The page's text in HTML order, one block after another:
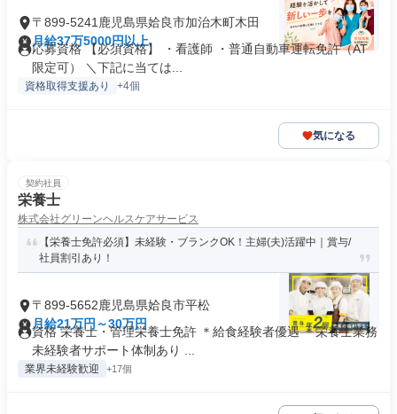
〒899-5241鹿児島県姶良市加治木町木田
月給37万5000円以上
応募資格 【必須資格】 ・看護師 ・普通自動車運転免許（AT
限定可） ＼下記に当ては...
資格取得支援あり +4個
気になる
契約社員
栄養士
株式会社グリーンヘルスケアサービス
【栄養士免許必須】未経験・ブランクOK！主婦(夫)活躍中｜賞与/
社員割引あり！
〒899-5652鹿児島県姶良市平松
月給21万円～30万円
資格 栄養士・管理栄養士免許 ＊給食経験者優遇 ＊栄養士業務
未経験者サポート体制あり ...
業界未経験歓迎 +17個